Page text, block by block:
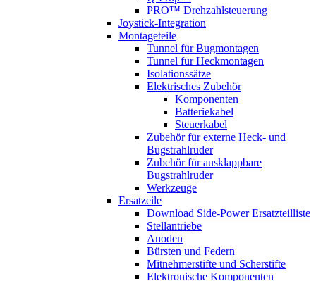
PRO™ Drehzahlsteuerung
Joystick-Integration
Montageteile
Tunnel für Bugmontagen
Tunnel für Heckmontagen
Isolationssätze
Elektrisches Zubehör
Komponenten
Batteriekabel
Steuerkabel
Zubehör für externe Heck- und
Bugstrahlruder
Zubehör für ausklappbare
Bugstrahlruder
Werkzeuge
Ersatzeile
Download Side-Power Ersatzteilliste
Stellantriebe
Anoden
Bürsten und Federn
Mitnehmerstifte und Scherstifte
Elektronische Komponenten